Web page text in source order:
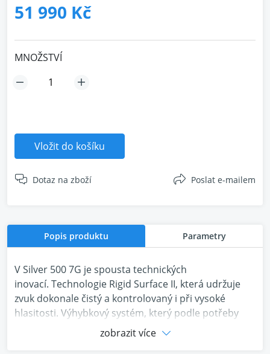
51 990 Kč
MNOŽSTVÍ
Vložit do košíku
Dotaz na zboží Poslat e-mailem
Popis produktu Parametry
V Silver 500 7G je spousta technických
inovací. Technologie Rigid Surface II, která udržuje
zvuk dokonale čistý a kontrolovaný i při vysoké
hlasitosti. Výhybkový systém, který podle potřeby
vyvažuje výstup z výškového a basového
zobrazit více